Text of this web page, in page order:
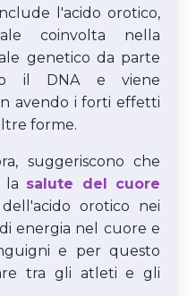
l'acido orotico,
coinvolta nella
genetico da parte
il DNA e viene
avendo i forti effetti
forme.
suggeriscono che
la salute del cuore
orotico nei
energia nel cuore e
e per questo
tra gli atleti e gli